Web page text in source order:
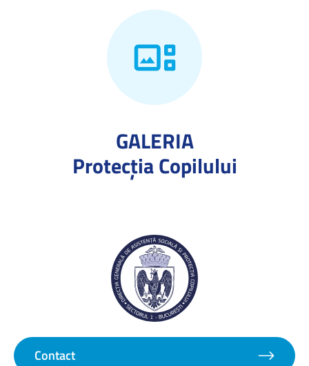
GALERIA
Protecţia Copilului
Contact